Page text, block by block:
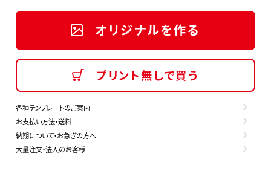
オリジナルを作る
プリント無しで買う
各種テンプレートのご案内
お支払い方法・送料
納期について・お急ぎの方へ
大量注文・法人のお客様